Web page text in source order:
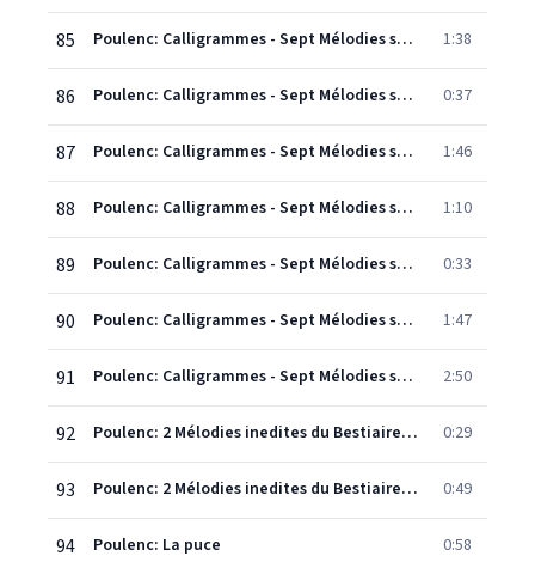
85 Poulenc: Calligrammes - Sept Mélodies sur des poèmes de Guillaume Apollinaire: 1. L'Espionne 1:38
86 Poulenc: Calligrammes - Sept Mélodies sur des poèmes de Guillaume Apollinaire: 2. Mutation 0:37
87 Poulenc: Calligrammes - Sept Mélodies sur des poèmes de Guillaume Apollinaire: 3. Vers le sud 1:46
88 Poulenc: Calligrammes - Sept Mélodies sur des poèmes de Guillaume Apollinaire: 4. Il pleut 1:10
89 Poulenc: Calligrammes - Sept Mélodies sur des poèmes de Guillaume Apollinaire: 5. La grâce exilée 0:33
90 Poulenc: Calligrammes - Sept Mélodies sur des poèmes de Guillaume Apollinaire: 6. Aussi bien que les cigales 1:47
91 Poulenc: Calligrammes - Sept Mélodies sur des poèmes de Guillaume Apollinaire: 7. Voyage 2:50
92 Poulenc: 2 Mélodies inedites du Bestiaire, FP15b: 1. Le serpent 0:29
93 Poulenc: 2 Mélodies inedites du Bestiaire, FP15b: 2. La colombe 0:49
94 Poulenc: La puce 0:58